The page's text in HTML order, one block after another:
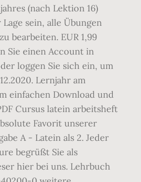
(nach Lektion 16)
sein, alle Übungen
bearbeiten. EUR 1,99
Sie einen Account in
loggen Sie sich ein, um
Lernjahr am
einfachen Download und
Cursus latein arbeitsheft
Favorit unserer
A - Latein als 2. Jeder
begrüßt Sie als
hier bei uns. Lehrbuch